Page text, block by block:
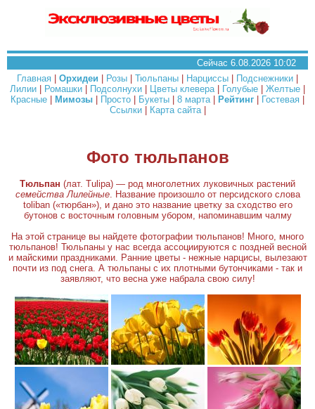
Сейчас 6.08.2026 10:02
Главная
Орхидеи Розы Тюльпаны Нарциссы Подснежники
Лилии
Ромашки Подсолнухи Цветы клевера| Голубые Желтые
Красные
Мимозы Просто Букеты 8 марта| Рейтинг Гостевая
Ссылки| Карта сайта|
Фото тюльпанов
Тюльпан (лат. Tulipa) — род многолетних луковичных растений
семейства Лилейные. Название произошло от персидского слова
toliban («тюрбан»), и дано это название цветку за сходство его
бутонов с восточным головным убором, напоминавшим чалму
На этой странице вы найдете фотографии тюльпанов! Много, много
тюльпанов! Тюльпаны у нас всегда ассоциируются с поздней весной
и майскими праздниками. Ранние цветы - нежные нарцисы, вылезают
почти из под снега. А тюльпаны с их плотными бутончиками - так и
заявляют, что весна уже набрала свою силу!